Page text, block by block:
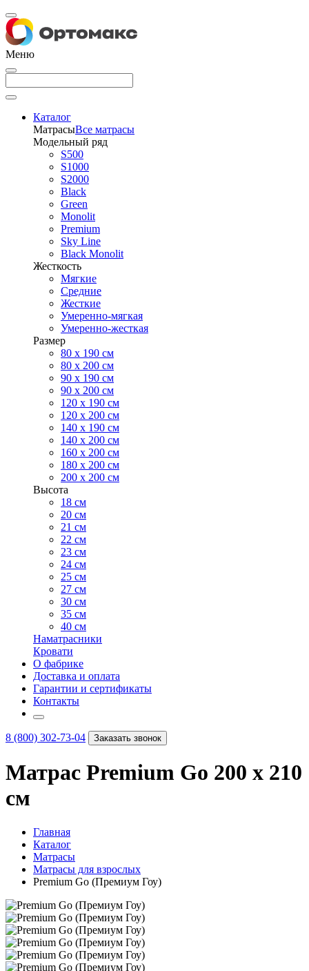
Меню
Каталог
МатрасыВсе матрасы
Модельный ряд
S500
S1000
S2000
Black
Green
Monolit
Premium
Sky Line
Black Monolit
Жесткость
Мягкие
Средние
Жесткие
Умеренно-мягкая
Умеренно-жесткая
Размер
80 х 190 см
80 х 200 см
90 х 190 см
90 х 200 см
120 х 190 см
120 х 200 см
140 х 190 см
140 х 200 см
160 х 200 см
180 х 200 см
200 х 200 см
Высота
18 см
20 см
21 см
22 см
23 см
24 см
25 см
27 см
30 см
35 см
40 см
Наматрасники
Кровати
О фабрике
Доставка и оплата
Гарантии и сертификаты
Контакты
8 (800) 302-73-04 Заказать звонок
Матрас Premium Go 200 х 210
см
Главная
Каталог
Матрасы
Матрасы для взрослых
Premium Go (Премиум Гоу)